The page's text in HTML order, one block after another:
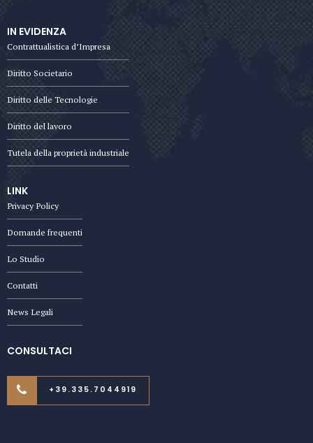
IN EVIDENZA
Contrattualistica d’Impresa
Diritto Societario
Diritto delle Tecnologie
Diritto del lavoro
Tutela della proprietà industriale
LINK
Privacy Policy
Domande frequenti
Lo Studio
Contatti
News Legali
CONSULTACI
+39.335.7044919